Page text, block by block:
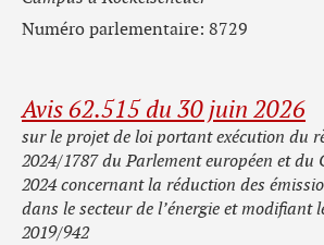
Numéro parlementaire: 8729
Avis 62.515 du 30 juin 2026
sur le projet de loi portant exécution du
2024/1787 du Parlement européen et du
2024 concernant la réduction des
dans le secteur de l’énergie et modifiant
2019/942